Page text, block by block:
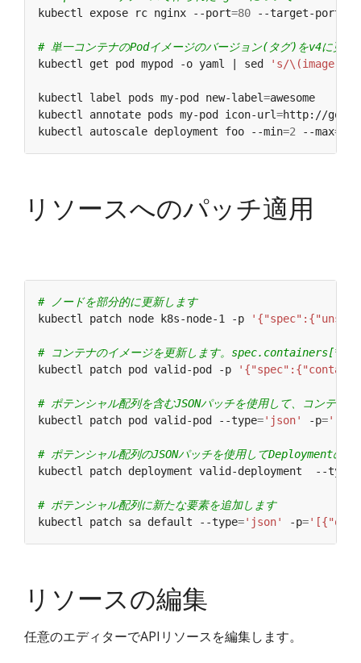
kubectl expose rc nginx --port=80 --target-port
# 単一コンテナのPodイメージのバージョン(タグ)をv4に更新
kubectl get pod mypod -o yaml | sed
's/\(image:
kubectl label pods my-pod new-label=
kubectl annotate pods my-pod icon-url=http://
kubectl autoscale deployment foo --min=2 --max=
リソースへのパッチ適用
# ノードを部分的に更新します
kubectl patch node k8s-node-1 -p
# コンテナのイメージを更新します。
kubectl patch pod valid-pod -p
# ポテンシャル配列を含むJSONパッチを使用して、コンテナ
kubectl patch pod valid-pod --type='json' -p=
# ポテンシャル配列のJSONパッチを使用してDeploymentの
kubectl patch deployment valid-deployment  --
# ポテンシャル配列に新たな要素を追加します
kubectl patch sa default --type='json' -p='[{"op":
リソースの編集
任意のエディターでAPIリソースを編集します。